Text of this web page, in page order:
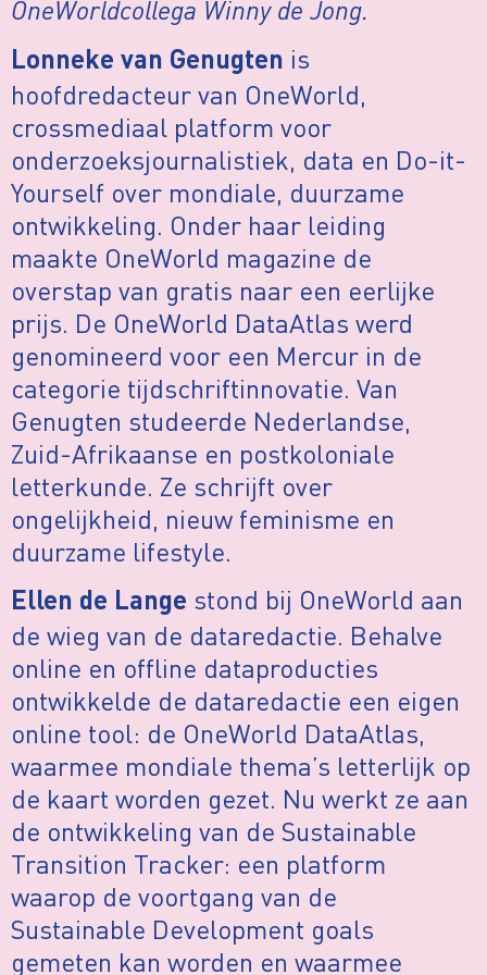
OneWorldcollega Winny de Jong.
Lonneke van Genugten is
hoofdredacteur van OneWorld,
crossmediaal platform voor
onderzoeksjournalistiek, data en Do-it-
Yourself over mondiale, duurzame
ontwikkeling. Onder haar leiding
maakte OneWorld magazine de
overstap van gratis naar een eerlijke
prijs. De OneWorld DataAtlas werd
genomineerd voor een Mercur in de
categorie tijdschriftinnovatie. Van
Genugten studeerde Nederlandse,
Zuid-Afrikaanse en postkoloniale
letterkunde. Ze schrijft over
ongelijkheid, nieuw feminisme en
duurzame lifestyle.
Ellen de Lange stond bij OneWorld aan
de wieg van de dataredactie. Behalve
online en offline dataproducties
ontwikkelde de dataredactie een eigen
online tool: de OneWorld DataAtlas,
waarmee mondiale thema’s letterlijk op
de kaart worden gezet. Nu werkt ze aan
de ontwikkeling van de Sustainable
Transition Tracker: een platform
waarop de voortgang van de
Sustainable Development goals
gemeten kan worden en waarmee